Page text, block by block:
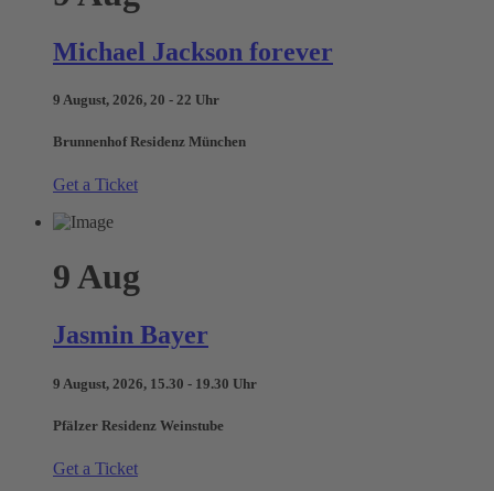
Michael Jackson forever
9 August, 2026, 20 - 22 Uhr
Brunnenhof Residenz München
Get a Ticket
9 Aug
Jasmin Bayer
9 August, 2026, 15.30 - 19.30 Uhr
Pfälzer Residenz Weinstube
Get a Ticket